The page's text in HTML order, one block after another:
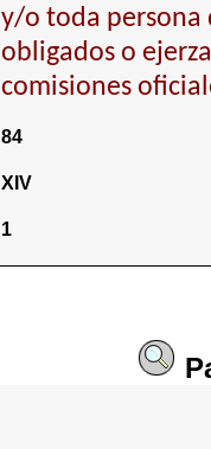
y/o toda persona
obligados o
comisiones
84
XIV
1